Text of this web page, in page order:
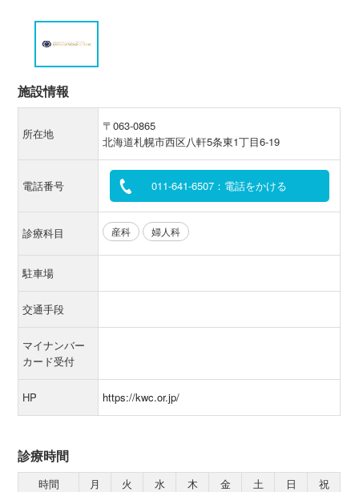
施設情報
所在地
〒063-0865
北海道札幌市西区八軒5条東1丁目6-19
電話番号 011-641-6507：電話をかける
診療科目 産科 婦人科
駐車場
交通手段
マイナンバー
カード受付
HP https://kwc.or.jp/
診療時間
時間 月 火 水 木 金 土 日
祝